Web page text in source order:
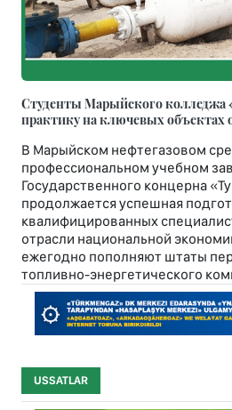
Студенты Марыйского колледжа
практику на ключевых объектах
В Марыйском нефтегазовом
профессиональном учебном
Государственного концерна
продолжается успешная
квалифицированных
отрасли национальной
ежегодно пополняют штаты
топливно-энергетического
USSATLAR